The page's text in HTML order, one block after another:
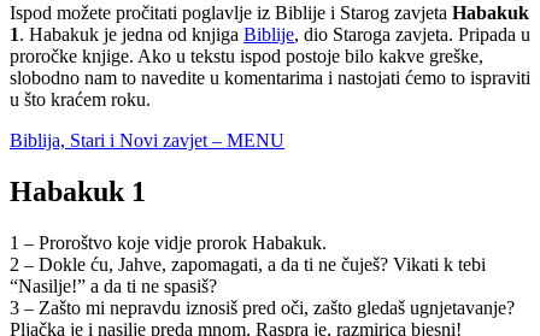
Ispod možete pročitati poglavlje iz Biblije i Starog zavjeta Habakuk
1. Habakuk je jedna od knjiga Biblije, dio Staroga zavjeta. Pripada u
proročke knjige. Ako u tekstu ispod postoje bilo kakve greške,
slobodno nam to navedite u komentarima i nastojati ćemo to ispraviti
u što kraćem roku.
Biblija, Stari i Novi zavjet – MENU
Habakuk 1
1 – Proroštvo koje vidje prorok Habakuk.
2 – Dokle ću, Jahve, zapomagati, a da ti ne čuješ? Vikati k tebi
“Nasilje!” a da ti ne spasiš?
3 – Zašto mi nepravdu iznosiš pred oči, zašto gledaš ugnjetavanje?
Pljačka je i nasilje preda mnom. Raspra je, razmirica bjesni!